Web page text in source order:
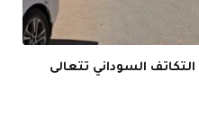
السوداني تتعالى